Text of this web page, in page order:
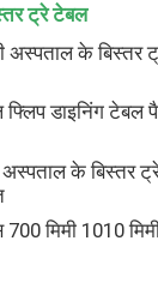
ट्रे टेबल
अस्पताल के बिस्तर
डाइनिंग टेबल
के बिस्तर
मिमी 1010